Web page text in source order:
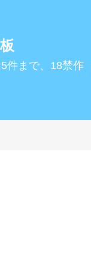
件まで、18禁作